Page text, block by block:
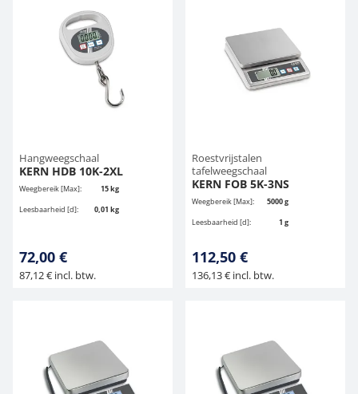
Hangweegschaal
KERN HDB 10K-2XL
Weegbereik [Max]:
15 kg
Leesbaarheid [d]:
0,01 kg
72,00 €
87,12 € incl. btw.
Roestvrijstalen
tafelweegschaal
KERN FOB 5K-3NS
Weegbereik [Max]:
5000 g
Leesbaarheid [d]:
1 g
112,50 €
136,13 € incl. btw.